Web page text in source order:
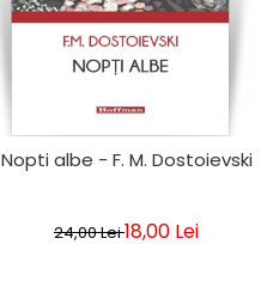
Nopti albe - F. M. Dostoievski
24,00 Lei18,00 Lei